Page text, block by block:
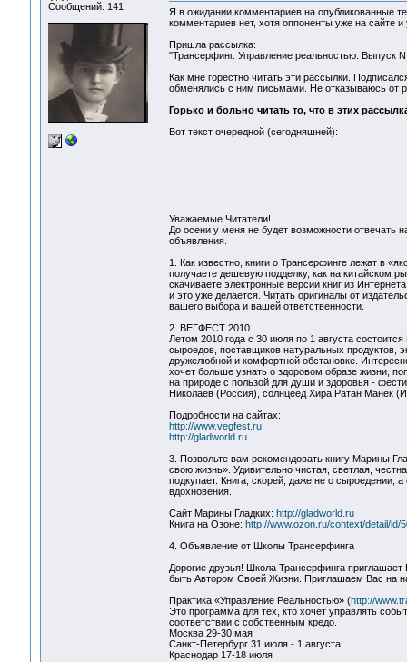
Сообщений: 141
Я в ожидании комментариев на опубликованные
комментариев нет, хотя оппоненты уже на сайте
Пришла рассылка:
"Трансерфинг. Управление реальностью. Выпуск
Как мне горестно читать эти рассылки.
обменялись с ним письмами. Не отказываюсь от
Горько и больно читать то, что в этих
Вот текст очередной (сегодняшней):
-----------
Уважаемые Читатели!
До осени у меня не будет возможности отвечать
объявления.
1. Как известно, книги о Трансерфинге лежат в
получаете дешевую подделку, как на китайском
скачиваете электронные версии книг из
и это уже делается. Читать оригиналы от
вашего выбора и вашей ответственности.
2. ВЕГФЕСТ 2010.
Летом 2010 года с 30 июля по 1 августа
сыроедов, поставщиков натуральных продуктов,
дружелюбной и комфортной обстановке.
хочет больше узнать о здоровом образе жизни,
на природе с пользой для души и здоровья -
Николаев (Россия), солнцеед Хира Ратан Манек
Подробности на сайтах:
http://www.vegfest.ru
http://gladworld.ru
3. Позвольте вам рекомендовать книгу Марины
свою жизнь». Удивительно чистая, светлая,
подкупает. Книга, скорей, даже не о
вдохновения.
Сайт Марины Гладких: http://gladworld.ru
Книга на Озоне: http://www.ozon.ru/context/detail/id/
4. Объявление от Школы Трансерфинга
Дорогие друзья! Школа Трансерфинга приглашает
быть Автором Своей Жизни. Приглашаем Вас на
Практика «Управление Реальностью» (http://
Это программа для тех, кто хочет управлять
соответствии с собственным кредо.
Москва 29-30 мая
Санкт-Петербург 31 июля - 1 августа
Краснодар 17-18 июля